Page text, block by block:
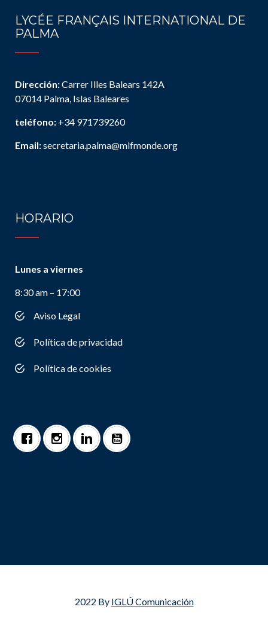
LYCÉE FRANÇAIS INTERNATIONAL DE
PALMA
Dirección:Carrer Illes Balears 142A
07014 Palma, Islas Baleares
teléfono: +34 971739260
Email:secretaria.palma@mlfmonde.org
HORARIO
Lunes a viernes
8:30 am – 17:00
Aviso Legal
Política de privacidad
Política de cookies
2022 By IGLÚ Comunicación